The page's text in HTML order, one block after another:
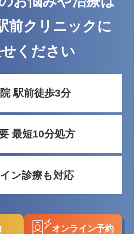
前クリニックに
ください
駅前徒歩3分
最短10分処方
ン診療も対応
オンライン予約